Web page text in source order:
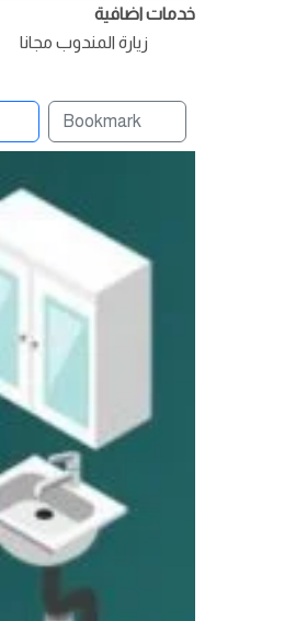
خدمات اضافية
زيارة المندوب مجانا
Bookmark